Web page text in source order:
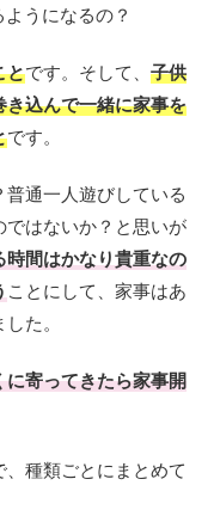
うになるの？
とです。そして、 子供
込んで一緒に家事を
です。
通一人遊びしている
はないか？と思いが
間はかなり貴重なの
ことにして、家事はあ
た。
寄ってきたら家事開
種類ごとにまとめて